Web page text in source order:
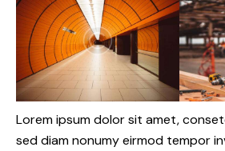
Lorem ipsum dolor sit amet,
sed diam nonumy eirmod tempor